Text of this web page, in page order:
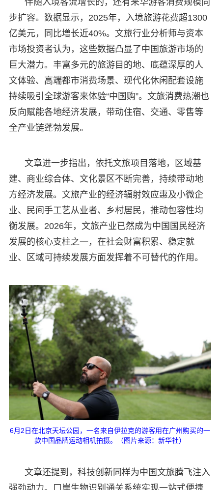
步扩容。数据显示，2025年，入境旅游花费超1300
亿美元，同比增长近40%。文旅行业分析师与资本
市场投资者认为，这些数据凸显了中国旅游市场的
巨大潜力。丰富多元的旅游目的地、底蕴深厚的人
文体验、高端都市消费场景、现代化休闲配套设施
持续吸引全球游客来体验“中国购”。文旅消费热潮也
反向赋能各地经济发展，带动住宿、交通、零售等
全产业链蓬勃发展。
文章进一步指出，依托文旅项目落地，区域基
建、商业综合体、文化景区不断完善，持续带动地
方经济发展。文旅产业的经济辐射效应惠及小微企
业、民间手工艺从业者、乡村居民，推动包容性均
衡发展。2026年，文旅产业已然成为中国国民经济
发展的核心支柱之一，在社会财富积累、稳定就
业、区域可持续发展方面发挥着不可替代的作用。
6月2日在北京天坛公园，一名来自伊拉克的游客用在广州购买的一
款中国品牌运动相机拍摄。（图片来源：新华社）
文章还提到，科技创新同样为中国文旅腾飞注入
强劲动力。口岸生物识别通关系统实现一站式便捷